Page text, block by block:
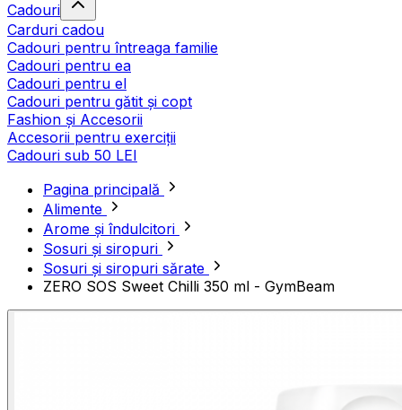
Cadouri
Carduri cadou
Cadouri pentru întreaga familie
Cadouri pentru ea
Cadouri pentru el
Cadouri pentru gătit și copt
Fashion și Accesorii
Accesorii pentru exerciții
Cadouri sub 50 LEI
Pagina principală
Alimente
Arome și îndulcitori
Sosuri și siropuri
Sosuri și siropuri sărate
ZERO SOS Sweet Chilli 350 ml - GymBeam